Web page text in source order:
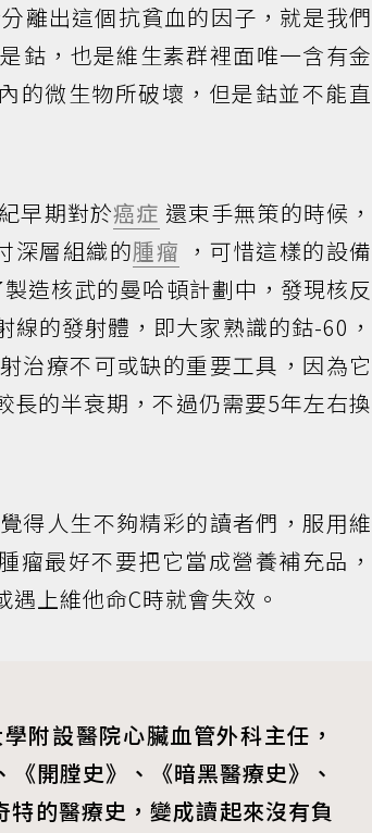
離出這個抗貧血的因子，就是我們
鈷，也是維生素群裡面唯一含有金
的微生物所破壞，但是鈷並不能直
早期對於癌症 還束手無策的時候，
深層組織的腫瘤 ，可惜這樣的設備
造核武的曼哈頓計劃中，發現核反
的發射體，即大家熟識的鈷-60，
治療不可或缺的重要工具，因為它
長的半衰期，不過仍需要5年左右換
得人生不夠精彩的讀者們，服用維
瘤最好不要把它當成營養補充品，
上維他命C時就會失效。
附設醫院心臟血管外科主任，
《開膛史》、《暗黑醫療史》、
的醫療史，變成讀起來沒有負